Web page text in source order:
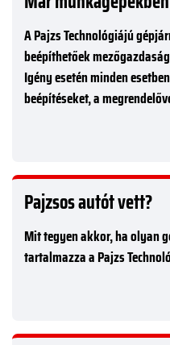
A Pajzs Technológiájú
beépíthetőek
Igény esetén minden
beépítéseket, a
Pajzsos autót vett?
Mit tegyen akkor, ha olyan
tartalmazza a Pajzs